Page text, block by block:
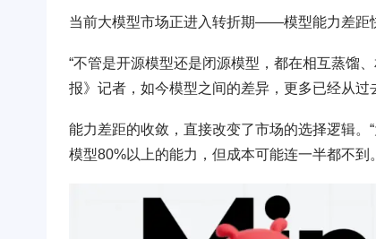
当前大模型市场正进入转折期——模型能力差距
“不管是开源模型还是闭源模型，都在相互蒸馏
报》记者，如今模型之间的差异，更多已经从过
能力差距的收敛，直接改变了市场的选择逻辑
模型80%以上的能力，但成本可能连一半都不到